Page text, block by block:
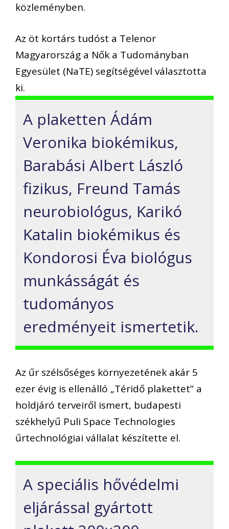
közleményben.
Az öt kortárs tudóst a Telenor
Magyarország a Nők a Tudományban
Egyesület (NaTE) segítségével választotta
ki.
A plaketten Ádám
Veronika biokémikus,
Barabási Albert László
fizikus, Freund Tamás
neurobiológus, Karikó
Katalin biokémikus és
Kondorosi Éva biológus
munkásságát és
tudományos
eredményeit ismertetik.
Az űr szélsőséges környezetének akár 5
ezer évig is ellenálló „Téridő plakettet” a
holdjáró terveiről ismert, budapesti
székhelyű Puli Space Technologies
űrtechnológiai vállalat készítette el.
A speciális hővédelmi
eljárással gyártott